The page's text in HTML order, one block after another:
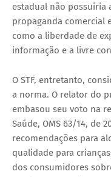
estadual não possuiria
propaganda comercial
como a liberdade de
informação e a livre
O STF, entretanto,
a norma. O relator do
embasou seu voto na
Saúde, OMS 63/14, de
recomendações para
qualidade para
dos consumidores